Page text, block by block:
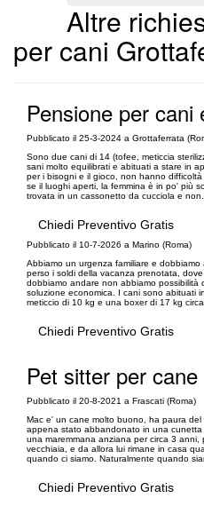
Altre
per cani
Pensione per cani
Pubblicato il 25-3-2024 a Grottaferrata
Sono due cani di 14 (tofee, meticcia
sani molto equilibrati e abituati a stare in
per i bisogni e il gioco, non hanno
se il luoghi aperti, la femmina è in po' più
trovata in un cassonetto da cucciola e non...
Chiedi Preventivo Gratis
Pubblicato il 10-7-2026 a Marino (Roma)
Abbiamo un urgenza familiare e
perso i soldi della vacanza prenotata,
dobbiamo andare non abbiamo possibilità
soluzione economica. I cani sono abituati
meticcio di 10 kg e una boxer di 17 kg
Chiedi Preventivo Gratis
Pet sitter per cane
Pubblicato il 20-8-2021 a Frascati (Roma)
Mac e' un cane molto buono, ha paura
appena stato abbandonato in una
una maremmana anziana per circa 3
vecchiaia, e da allora lui rimane in casa
quando ci siamo. Naturalmente quando
Chiedi Preventivo Gratis